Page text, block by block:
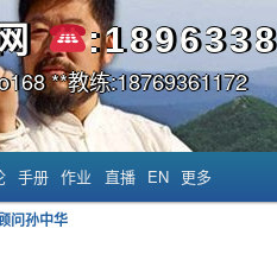
**教练:18769361172
手册 作业 直播 EN 更多
问孙中华